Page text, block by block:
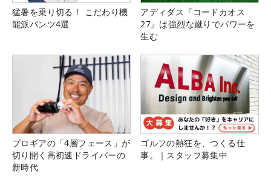
猛暑を乗り切る！ こだわり機
能派パンツ4選
アディダス『コードカオス
27』は強烈な蹴りでパワーを
生む
プロギアの「4層フェース」が
切り開く高初速ドライバーの
新時代
ゴルフの熱狂を、つくる仕
事。｜スタッフ募集中